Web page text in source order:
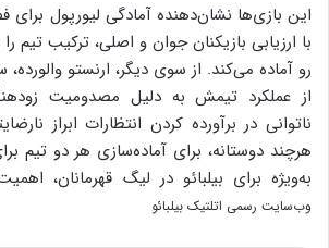
این بازی‌ها نشان‌دهنده آمادگی لیورپول
با ارزیابی بازیکنان جوان و اصلی، ترکیب
رو آماده می‌کند. از سوی دیگر، ارنستو والورده،
از عملکرد تیمش به دلیل مصدومیت
ناتوانی در برآورده کردن انتظارات ابراز
هرچند دوستانه، برای آماده‌سازی هر دو تیم
به‌ویژه برای بیلبائو در لیگ قهرمانان،
وب‌سایت رسمی اتلتیک بیلبائو